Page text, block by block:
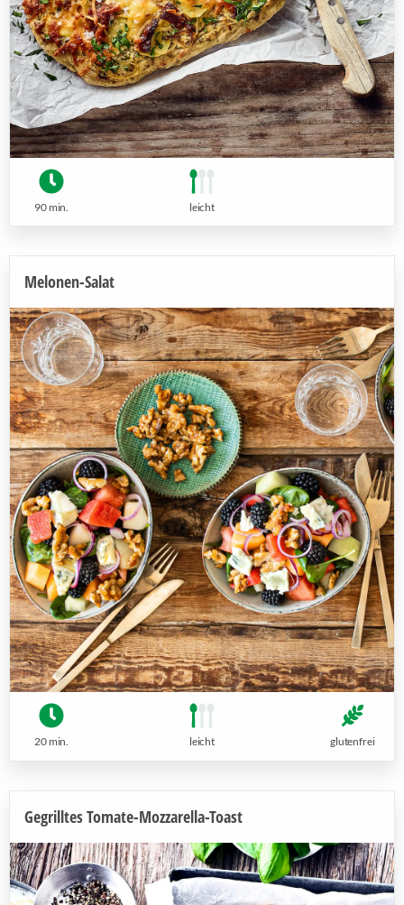
90 min. leicht
Melonen-Salat
20 min. leicht glutenfrei
Gegrilltes Tomate-Mozzarella-Toast